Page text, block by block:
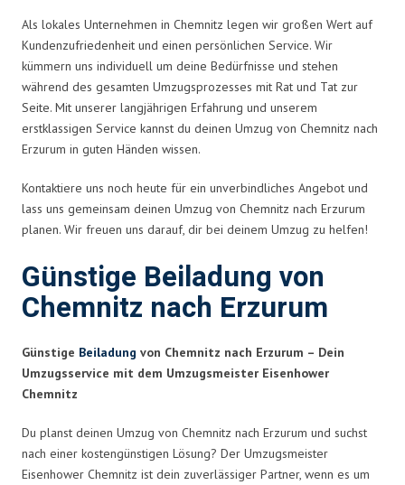
Als lokales Unternehmen in Chemnitz legen wir großen Wert auf
Kundenzufriedenheit und einen persönlichen Service. Wir
kümmern uns individuell um deine Bedürfnisse und stehen
während des gesamten Umzugsprozesses mit Rat und Tat zur
Seite. Mit unserer langjährigen Erfahrung und unserem
erstklassigen Service kannst du deinen Umzug von Chemnitz nach
Erzurum in guten Händen wissen.
Kontaktiere uns noch heute für ein unverbindliches Angebot und
lass uns gemeinsam deinen Umzug von Chemnitz nach Erzurum
planen. Wir freuen uns darauf, dir bei deinem Umzug zu helfen!
Günstige Beiladung von
Chemnitz nach Erzurum
Günstige Beiladung von Chemnitz nach Erzurum – Dein
Umzugsservice mit dem Umzugsmeister Eisenhower
Chemnitz
Du planst deinen Umzug von Chemnitz nach Erzurum und suchst
nach einer kostengünstigen Lösung? Der Umzugsmeister
Eisenhower Chemnitz ist dein zuverlässiger Partner, wenn es um